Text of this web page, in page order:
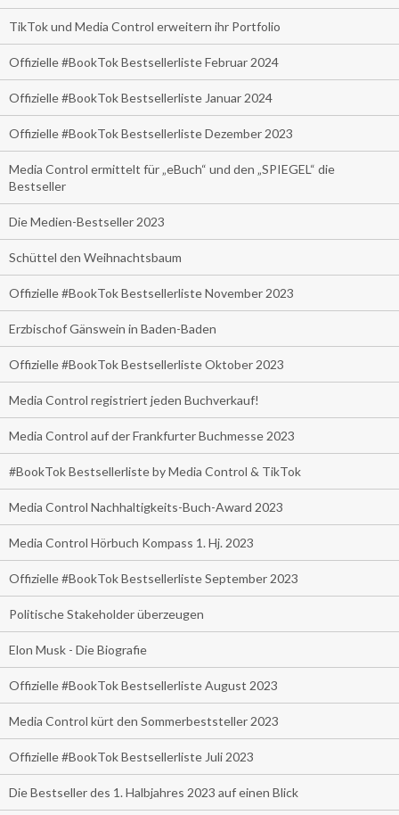
TikTok und Media Control erweitern ihr Portfolio
Offizielle #BookTok Bestsellerliste Februar 2024
Offizielle #BookTok Bestsellerliste Januar 2024
Offizielle #BookTok Bestsellerliste Dezember 2023
Media Control ermittelt für „eBuch“ und den „SPIEGEL“ die
Bestseller
Die Medien-Bestseller 2023
Schüttel den Weihnachtsbaum
Offizielle #BookTok Bestsellerliste November 2023
Erzbischof Gänswein in Baden-Baden
Offizielle #BookTok Bestsellerliste Oktober 2023
Media Control registriert jeden Buchverkauf!
Media Control auf der Frankfurter Buchmesse 2023
#BookTok Bestsellerliste by Media Control & TikTok
Media Control Nachhaltigkeits-Buch-Award 2023
Media Control Hörbuch Kompass 1. Hj. 2023
Offizielle #BookTok Bestsellerliste September 2023
Politische Stakeholder überzeugen
Elon Musk - Die Biografie
Offizielle #BookTok Bestsellerliste August 2023
Media Control kürt den Sommerbeststeller 2023
Offizielle #BookTok Bestsellerliste Juli 2023
Die Bestseller des 1. Halbjahres 2023 auf einen Blick